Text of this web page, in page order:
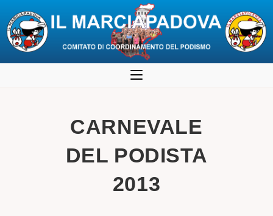
al
CARNEVALE
DEL PODISTA
2013